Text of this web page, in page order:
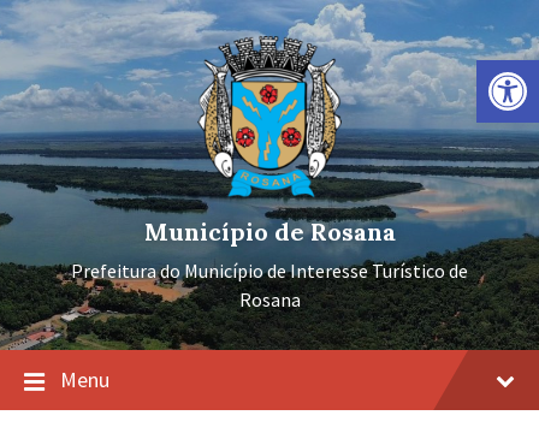
Barra de Ferramentas Aberta
Ir
para
conteúdo
Pular
para
navegação
principal
Pular
para
rodapé
Município de Rosana
Prefeitura do Município de Interesse Turístico de
Rosana
Menu